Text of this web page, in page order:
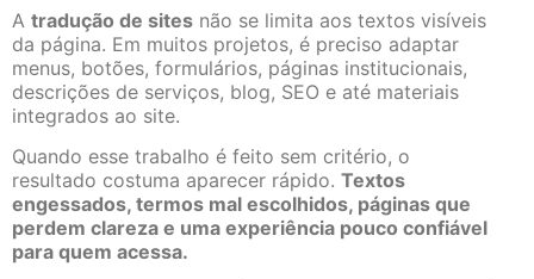
A tradução de sites não se limita aos textos visíveis
da página. Em muitos projetos, é preciso adaptar
menus, botões, formulários, páginas institucionais,
descrições de serviços, blog, SEO e até materiais
integrados ao site.
Quando esse trabalho é feito sem critério, o
resultado costuma aparecer rápido. Textos
engessados, termos mal escolhidos, páginas que
perdem clareza e uma experiência pouco confiável
para quem acessa.